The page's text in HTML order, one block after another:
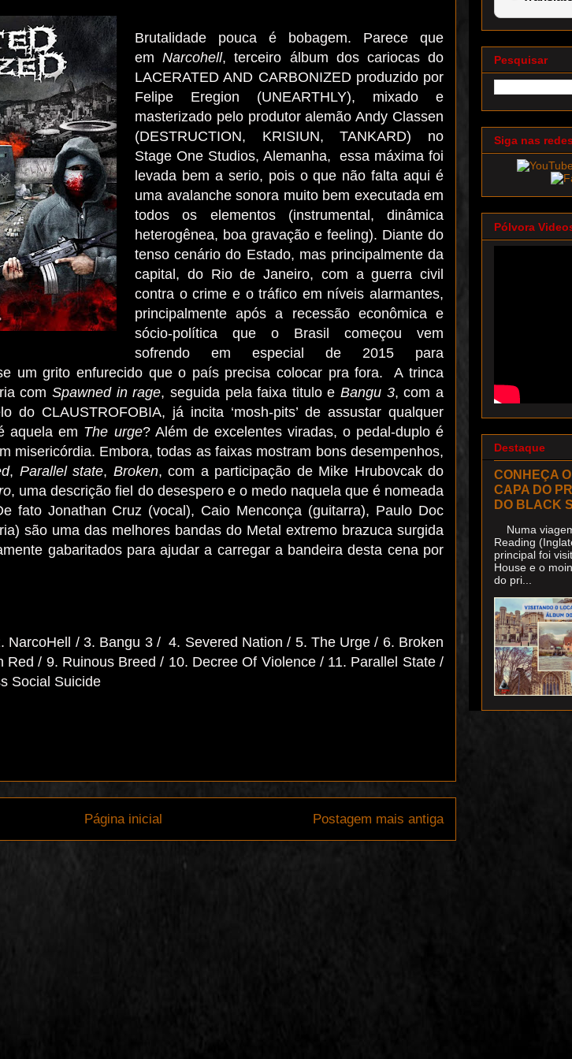
Brutalidade pouca é bobagem. Parece que
emNarcohell, terceiro álbum dos cariocas do
LACERATED AND CARBONIZED produzido por
Felipe Eregion (UNEARTHLY), mixado e
masterizado pelo produtor alemão Andy Classen
(DESTRUCTION, KRISIUN, TANKARD) no
Stage One Studios, Alemanha, essa máxima foi
levada bem a serio, pois o que não falta aqui é
uma avalanche sonora muito bem executada em
todos os elementos (instrumental, dinâmica
heterogênea, boa gravação e feeling). Diante do
tenso cenário do Estado, mas principalmente da
capital, do Rio de Janeiro, com a guerra civil
contra o crime e o tráfico em níveis alarmantes,
principalmente após a recessão econômica e
sócio-política que o Brasil começou vem
sofrendo em especial de 2015 para
um grito enfurecido que o país precisa colocar pra fora. A trinca
comSpawned in rage, seguida pela faixa titulo eBangu 3, com a
do CLAUSTROFOBIA, já incita ‘mosh-pits’ de assustar qualquer
aquela em The urge? Além de excelentes viradas, o pedal-duplo é
misericórdia. Embora, todas as faixas mostram bons desempenhos,
, Parallel state, Broken, com a participação de Mike Hrubovcak do
, uma descrição fiel do desespero e o medo naquela que é nomeada
fato Jonathan Cruz (vocal), Caio Menconça (guitarra), Paulo Doc
são uma das melhores bandas do Metal extremo brazuca surgida
gabaritados para ajudar a carregar a bandeira desta cena por
NarcoHell / 3. Bangu 3 / 4. Severed Nation / 5. The Urge / 6. Broken
Red / 9. Ruinous Breed / 10. Decree Of Violence / 11. Parallel State /
Suicide
Postagem mais antiga
Página inicial
Pesquisar
Siga nas
Pólvora
Destaque
CONHEÇA
CAPA DO
DO BLACK
Numa
Reading
principal foi
House e o
do pri...